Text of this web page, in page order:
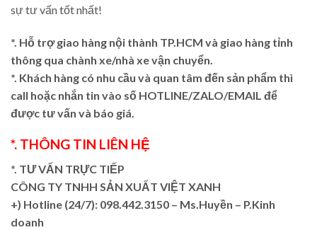
sự tư vấn tốt nhất!
*. Hỗ trợ giao hàng nội thành TP.HCM và giao hàng tỉnh
thông qua chành xe/nhà xe vận chuyển.
*. Khách hàng có nhu cầu và quan tâm đến sản phẩm thì
call hoặc nhắn tin vào số HOTLINE/ZALO/EMAIL để
được tư vấn và báo giá.
*. THÔNG TIN LIÊN HỆ
*. TƯ VẤN TRỰC TIẾP
CÔNG TY TNHH SẢN XUẤT VIỆT XANH
+) Hotline (24/7): 098.442.3150 – Ms.Huyền – P.Kinh
doanh